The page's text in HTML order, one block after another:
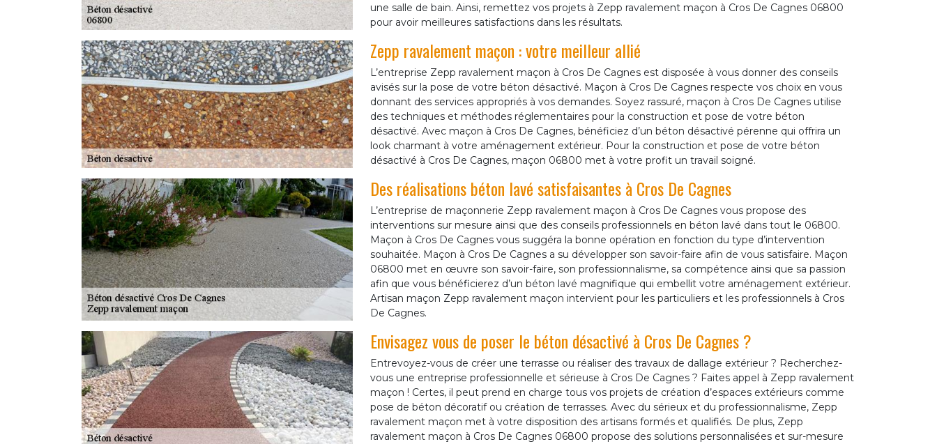
une salle de bain. Ainsi, remettez vos projets à Zepp ravalement maçon à Cros De Cagnes 06800
pour avoir meilleures satisfactions dans les résultats.
Zepp ravalement maçon : votre meilleur allié
L’entreprise Zepp ravalement maçon à Cros De Cagnes est disposée à vous donner des conseils
avisés sur la pose de votre béton désactivé. Maçon à Cros De Cagnes respecte vos choix en vous
donnant des services appropriés à vos demandes. Soyez rassuré, maçon à Cros De Cagnes utilise
des techniques et méthodes réglementaires pour la construction et pose de votre béton
désactivé. Avec maçon à Cros De Cagnes, bénéficiez d’un béton désactivé pérenne qui offrira un
look charmant à votre aménagement extérieur. Pour la construction et pose de votre béton
désactivé à Cros De Cagnes, maçon 06800 met à votre profit un travail soigné.
Des réalisations béton lavé satisfaisantes à Cros De Cagnes
L’entreprise de maçonnerie Zepp ravalement maçon à Cros De Cagnes vous propose des
interventions sur mesure ainsi que des conseils professionnels en béton lavé dans tout le 06800.
Maçon à Cros De Cagnes vous suggéra la bonne opération en fonction du type d’intervention
souhaitée. Maçon à Cros De Cagnes a su développer son savoir-faire afin de vous satisfaire. Maçon
06800 met en œuvre son savoir-faire, son professionnalisme, sa compétence ainsi que sa passion
afin que vous bénéficierez d’un béton lavé magnifique qui embellit votre aménagement extérieur.
Artisan maçon Zepp ravalement maçon intervient pour les particuliers et les professionnels à Cros
De Cagnes.
Envisagez vous de poser le béton désactivé à Cros De Cagnes ?
Entrevoyez-vous de créer une terrasse ou réaliser des travaux de dallage extérieur ? Recherchez-
vous une entreprise professionnelle et sérieuse à Cros De Cagnes ? Faites appel à Zepp ravalement
maçon ! Certes, il peut prend en charge tous vos projets de création d’espaces extérieurs comme
pose de béton décoratif ou création de terrasses. Avec du sérieux et du professionnalisme, Zepp
ravalement maçon met à votre disposition des artisans formés et qualifiés. De plus, Zepp
ravalement maçon à Cros De Cagnes 06800 propose des solutions personnalisées et sur-mesure